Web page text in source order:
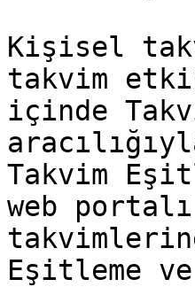
Kişisel
takvim
içinde
Takvim
web
Eşitleme